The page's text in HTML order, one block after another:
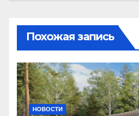
Похожая запись
НОВОСТИ